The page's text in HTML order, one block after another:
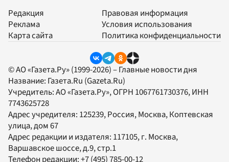
Редакция
Реклама
Карта сайта
Правовая информация
Условия использования
Политика конфиденциальности
© АО «Газета.Ру» (1999-2026) – Главные новости дня
Название: Газета.Ru (Gazeta.Ru)
Учредитель:АО «Газета.Ру», ОГРН 1067761730376, ИНН
7743625728
Адрес учредителя: 125239, Россия, Москва, Коптевская
улица, дом 67
Адрес редакции и издателя: 117105, г. Москва,
Варшавское шоссе, д.9, стр.1
Телефон редакции:+7 (495) 785-00-12